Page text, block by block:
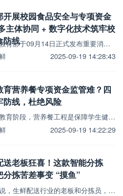
开展校园食品安全与专项资金
主体协同 + 数字化技术筑牢校
防线
近日，教育部于09月14日正式发布重要消息，明确将组织开展校园食品安全和农村义务教育学生营养改善计划...
2025-09-19 14:28:43
育营养餐专项资金监管难？四
防线，杜绝风险
在义务教育阶段，营养餐工程是保障学生健康成长的重要民生举措，而营养餐专项资金的规范使用与安全监管，更...
2025-09-19 14:22:29
送老板狂喜！这款智能分拣
分拣苦差事变 “摸鱼”
咱就是说，生鲜配送行业的老板和分拣员，谁没被“分拣”这事儿虐过？早高峰订单堆成山，手里的秤还跟闹脾气...